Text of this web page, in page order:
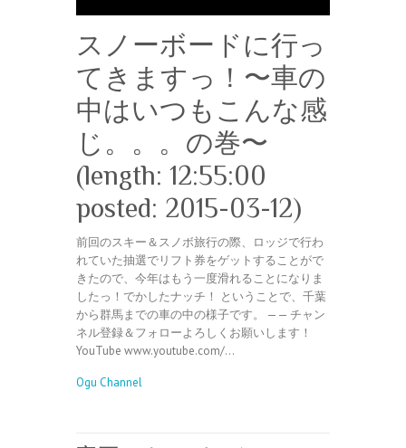
スノーボードに行っ
てきますっ！〜車の
中はいつもこんな感
じ。。。の巻〜
(length: 12:55:00
posted: 2015-03-12)
前回のスキー＆スノボ旅行の際、ロッジで行わ
れていた抽選でリフト券をゲットすることがで
きたので、今年はもう一度滑れることになりま
したっ！でかしたナッチ！ ということで、千葉
から群馬までの車の中の様子です。 —— チャン
ネル登録＆フォローよろしくお願いします！
YouTube www.youtube.com/…
Ogu Channel